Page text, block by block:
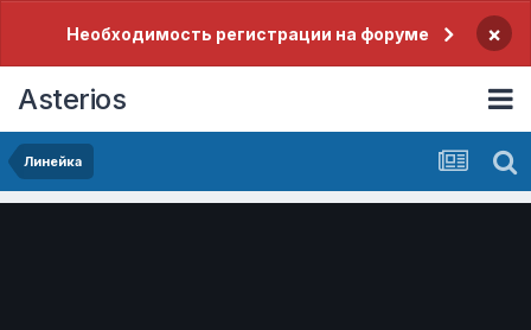
Необходимость регистрации на форуме ×
Asterios
Линейка